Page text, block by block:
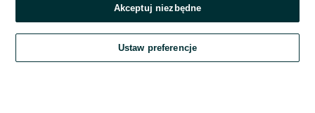
Zadzwoń / SMS
Szukaj Obserwujesz Dodaj Czat Konto
Akceptuj niezbędne
Ustaw preferencje